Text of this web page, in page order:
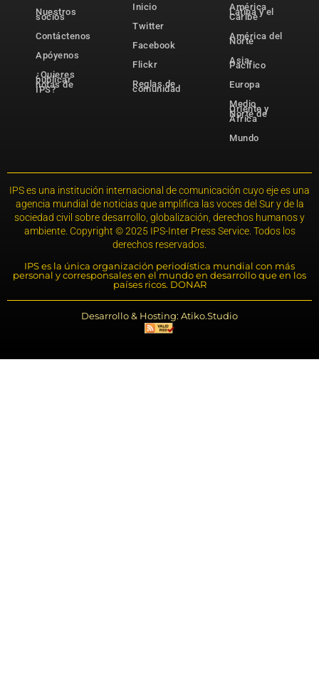
Nuestros
socios
Contáctenos
Apóyenos
¿Quieres
publicar
notas de
IPS?
Inicio
Twitter
Facebook
Flickr
Reglas de
comunidad
América
Latina y el
Caribe
América del
Norte
Asia-
Pacífico
Europa
Medio
Oriente y
Norte de
África
Mundo
IPS es una institución internacional de comunicación cuyo eje es una
agencia mundial de noticias que amplifica las voces del Sur y de la
sociedad civil sobre desarrollo, globalización, derechos humanos y
ambiente. Copyright © 2025 IPS-Inter Press Service. Todos los
derechos reservados.
IPS es la única organización periodística mundial con más
personal y corresponsales en el mundo en desarrollo que en los
países ricos. DONAR
Desarrollo & Hosting: Atiko.Studio